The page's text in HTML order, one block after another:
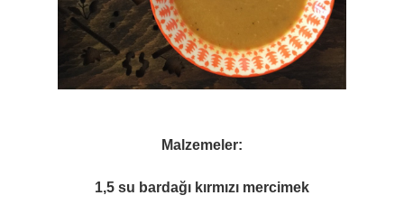
Malzemeler:
1,5 su bardağı kırmızı mercimek